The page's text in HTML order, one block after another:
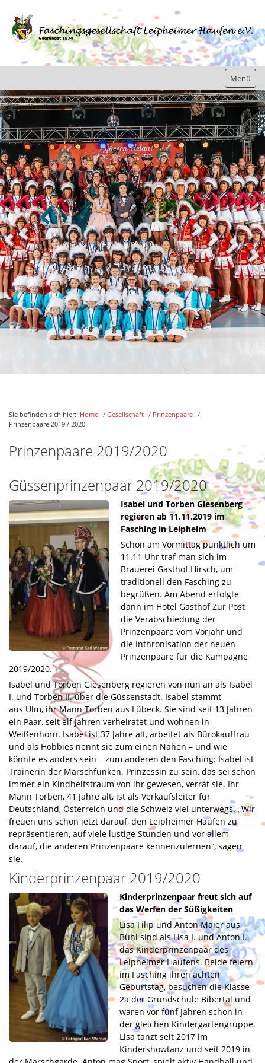
Menü
Home
Gesellschaft
Präsidium
Elferrat
Prinzenpaare
Prinzenpaare 2024 / 2025
Prinzenpaare 2023 / 2024
Prinzenpaare 2022 / 2023
Prinzenpaare 2019 / 2020
Prinzenpaare 2018 / 2019
Prinzenpaare 2017 / 2018
Prinzenpaare 2016 / 2017
Prinzenpaare 2015 / 2016
Prinzenpaare 2011 / 2012
Prinzenpaare 2009 / 2010
Weiß-Blaue-Garde
Güssenfunken
Güssengarde
Tanzmariechen
Leipheimer Gassaheulr
Faschingsjugend
Ehrenpäsidenten
Ehrensenatoren
Jugend
Bilder/Berichte
Aktuelles
Kontakt
Links
Downloads
Datenschutz
Sie befinden sich hier: Home / Gesellschaft / Prinzenpaare /
Prinzenpaare 2019 / 2020
Prinzenpaare 2019/2020
Güssenprinzenpaar 2019/2020
Isabel und Torben Giesenberg
regieren ab 11.11.2019 im
Fasching in Leipheim
Schon am Vormittag pünktlich um
11.11 Uhr traf man sich im
Brauerei Gasthof Hirsch, um
traditionell den Fasching zu
begrüßen. Am Abend erfolgte
dann im Hotel Gasthof Zur Post
die Verabschiedung der
Prinzenpaare vom Vorjahr und
die Inthronisation der neuen
Prinzenpaare für die Kampagne
2019/2020.
Isabel und Torben Giesenberg regieren von nun an als Isabel
I. und Torben II. über die Güssenstadt. Isabel stammt
aus Ulm, ihr Mann Torben aus Lübeck. Sie sind seit 13 Jahren
ein Paar, seit elf Jahren verheiratet und wohnen in
Weißenhorn. Isabel ist 37 Jahre alt, arbeitet als Bürokauffrau
und als Hobbies nennt sie zum einen Nähen – und wie
könnte es anders sein – zum anderen den Fasching: Isabel ist
Trainerin der Marschfunken. Prinzessin zu sein, das sei schon
immer ein Kindheitstraum von ihr gewesen, verrät sie. Ihr
Mann Torben, 41 Jahre alt, ist als Verkaufsleiter für
Deutschland, Österreich und die Schweiz viel unterwegs. „Wir
freuen uns schon jetzt darauf, den Leipheimer Haufen zu
repräsentieren, auf viele lustige Stunden und vor allem
darauf, die anderen Prinzenpaare kennenzulernen“, sagen
sie.
Kinderprinzenpaar 2019/2020
Kinderprinzenpaar freut sich auf
das Werfen der Süßigkeiten
Lisa Filip und Anton Maier aus
Bühl sind als Lisa I. und Anton I.
das Kinderprinzenpaar des
Leipheimer Haufens. Beide feiern
im Fasching ihren achten
Geburtstag, besuchen die Klasse
2a der Grundschule Bibertal und
waren vor fünf Jahren schon in
der gleichen Kindergartengruppe.
Lisa tanzt seit 2017 im
Kindershowtanz und seit 2019 in